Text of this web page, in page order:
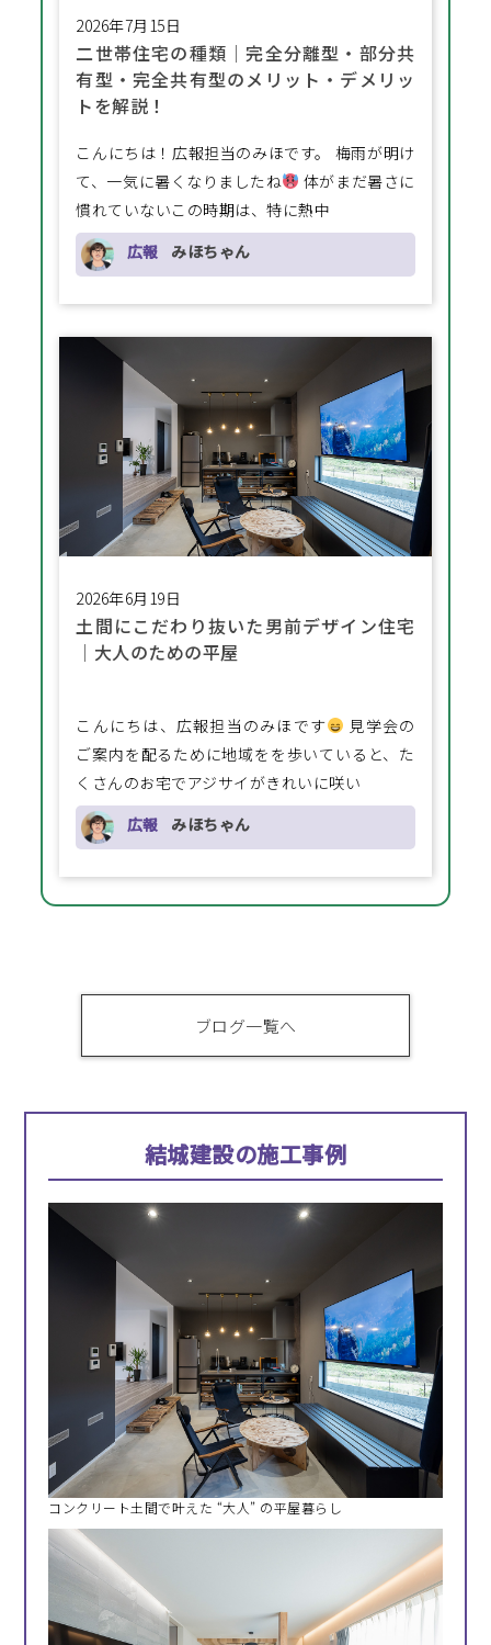
2026年7月15日
二世帯住宅の種類│完全分離型・部分共
有型・完全共有型のメリット・デメリッ
トを解説！
こんにちは！広報担当のみほです。 梅雨が明け
て、一気に暑くなりましたね
体がまだ暑さに
慣れていないこの時期は、特に熱中
広報
みほちゃん
2026年6月19日
土間にこだわり抜いた男前デザイン住宅
│大人のための平屋
こんにちは、広報担当のみほです
見学会の
ご案内を配るために地域をを歩いていると、た
くさんのお宅でアジサイがきれいに咲い
広報
みほちゃん
ブログ一覧へ
結城建設の施工事例
コンクリート土間で叶えた “大人” の平屋暮らし